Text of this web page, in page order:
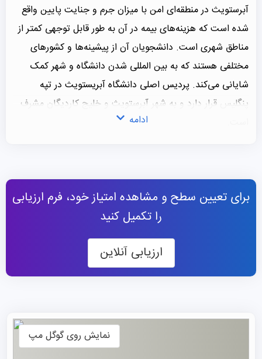
آبرستویث در منطقه‌ای امن با میزان جرم و جنایت پایین واقع
شده است که هزینه‌های بیمه در آن به طور قابل توجهی کمتر از
مناطق شهری است. دانشجویان آن از پیشینه‌ها و کشورهای
مختلفی هستند که به بین المللی شدن دانشگاه و شهر کمک
شایانی می‌کند. پردیس اصلی دانشگاه آبریستویث در تپه
پنگلیس قرار دارد و به شهر آبرستویث و خلیج کاردیگان مشرف
موسسه که به نام «کالج قدیمی» شناخته می‌شود، در شهر قرار
دارد و در حال بازسازی گسترده‌ای است تا به مرکزی مهم برای
آموزش، میراث، فرهنگ و کارآفرینی تبدیل شود.
محیط زیبایی بین کوه‌های کامبریایی و خلیج کاردیگان، دانشگاه
آبریستویث را احاطه کرده است و سواحل این شهر فرصت‌های
زیادی برای تفریح و استراحت فراهم می‌کنند. نزدیک‌ترین
طول می‌کشد. همچنین قطاری منظم از لندن یوستن به
آبرستویث وجود دارد که حدود پنج ساعت طول می‌کشد و
ادامه
برای تعیین سطح و مشاهده امتیاز خود، فرم ارزیابی
را تکمیل کنید
ارزیابی آنلاین
نمایش روی گوگل مپ